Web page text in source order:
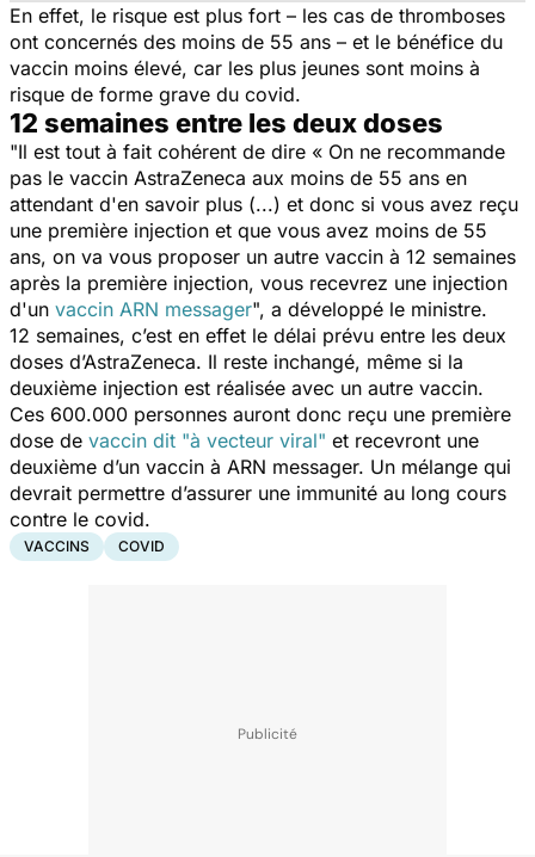
En effet, le risque est plus fort – les cas de thromboses
ont concernés des moins de 55 ans – et le bénéfice du
vaccin moins élevé, car les plus jeunes sont moins à
risque de forme grave du covid.
12 semaines entre les deux doses
"Il est tout à fait cohérent de dire « On ne recommande
pas le vaccin AstraZeneca aux moins de 55 ans en
attendant d'en savoir plus (...) et donc si vous avez reçu
une première injection et que vous avez moins de 55
ans, on va vous proposer un autre vaccin à 12 semaines
après la première injection, vous recevrez une injection
d'un vaccin ARN messager", a développé le ministre.
12 semaines, c’est en effet le délai prévu entre les deux
doses d’AstraZeneca. Il reste inchangé, même si la
deuxième injection est réalisée avec un autre vaccin.
Ces 600.000 personnes auront donc reçu une première
dose de vaccin dit "à vecteur viral" et recevront une
deuxième d’un vaccin à ARN messager. Un mélange qui
devrait permettre d’assurer une immunité au long cours
contre le covid.
VACCINS COVID